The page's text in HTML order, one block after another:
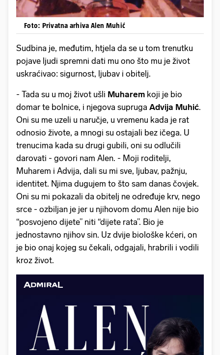
Foto: Privatna arhiva Alen Muhić
Sudbina je, međutim, htjela da se u tom trenutku
pojave ljudi spremni dati mu ono što mu je život
uskraćivao: sigurnost, ljubav i obitelj.
- Tada su u moj život ušli Muharem koji je bio
domar te bolnice, i njegova supruga Advija Muhić.
Oni su me uzeli u naručje, u vremenu kada je rat
odnosio živote, a mnogi su ostajali bez ičega. U
trenucima kada su drugi gubili, oni su odlučili
darovati - govori nam Alen. - Moji roditelji,
Muharem i Advija, dali su mi sve, ljubav, pažnju,
identitet. Njima dugujem to što sam danas čovjek.
Oni su mi pokazali da obitelj ne određuje krv, nego
srce - ozbiljan je jer u njihovom domu Alen nije bio
“posvojeno dijete” niti “dijete rata”. Bio je
jednostavno njihov sin. Uz dvije biološke kćeri, on
je bio onaj kojeg su čekali, odgajali, hrabrili i vodili
kroz život.